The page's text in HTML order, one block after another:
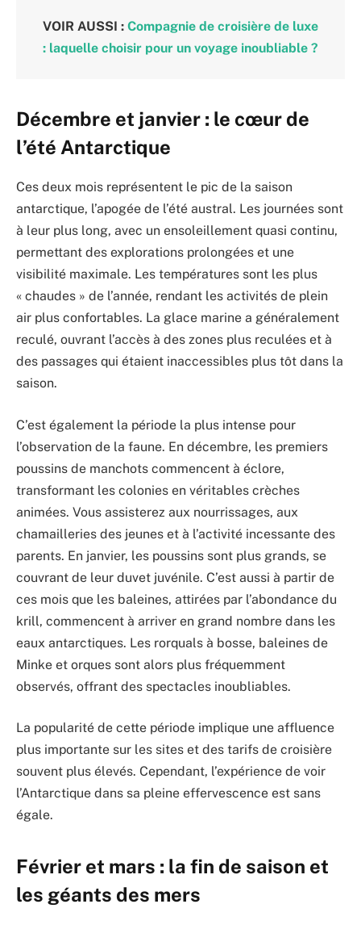
VOIR AUSSI : Compagnie de croisière de luxe
: laquelle choisir pour un voyage inoubliable ?
Décembre et janvier : le cœur de
l’été Antarctique
Ces deux mois représentent le pic de la saison
antarctique, l’apogée de l’été austral. Les journées sont
à leur plus long, avec un ensoleillement quasi continu,
permettant des explorations prolongées et une
visibilité maximale. Les températures sont les plus
« chaudes » de l’année, rendant les activités de plein
air plus confortables. La glace marine a généralement
reculé, ouvrant l’accès à des zones plus reculées et à
des passages qui étaient inaccessibles plus tôt dans la
saison.
C’est également la période la plus intense pour
l’observation de la faune. En décembre, les premiers
poussins de manchots commencent à éclore,
transformant les colonies en véritables crèches
animées. Vous assisterez aux nourrissages, aux
chamailleries des jeunes et à l’activité incessante des
parents. En janvier, les poussins sont plus grands, se
couvrant de leur duvet juvénile. C’est aussi à partir de
ces mois que les baleines, attirées par l’abondance du
krill, commencent à arriver en grand nombre dans les
eaux antarctiques. Les rorquals à bosse, baleines de
Minke et orques sont alors plus fréquemment
observés, offrant des spectacles inoubliables.
La popularité de cette période implique une affluence
plus importante sur les sites et des tarifs de croisière
souvent plus élevés. Cependant, l’expérience de voir
l’Antarctique dans sa pleine effervescence est sans
égale.
Février et mars : la fin de saison et
les géants des mers